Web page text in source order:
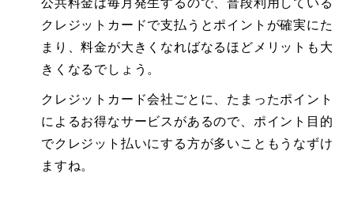
公共料金は毎月発生するので、普段利用している
クレジットカードで支払うとポイントが確実にた
まり、料金が大きくなればなるほどメリットも大
きくなるでしょう。
クレジットカード会社ごとに、たまったポイント
によるお得なサービスがあるので、ポイント目的
でクレジット払いにする方が多いこともうなずけ
ますね。